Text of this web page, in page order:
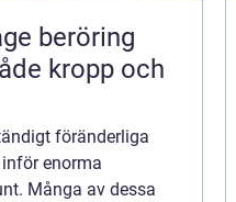
kropp och
föränderliga
enorma
Många av dessa